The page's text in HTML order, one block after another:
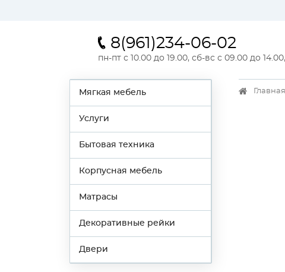
8(961)234-06-02
пн-пт с 10.00 до 19.00, сб-вс с 09.00 до
Мягкая мебель
Услуги
Бытовая техника
Корпусная мебель
Матрасы
Декоративные рейки
Двери
Главная